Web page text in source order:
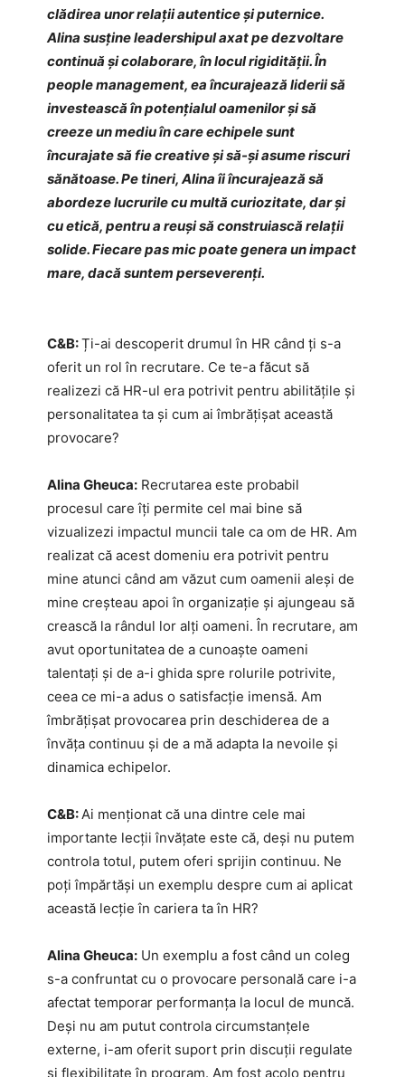
clădirea unor relații autentice și puternice.
Alina susține leadershipul axat pe dezvoltare
continuă și colaborare, în locul rigidității. În
people management, ea încurajează liderii să
investească în potențialul oamenilor și să
creeze un mediu în care echipele sunt
încurajate să fie creative și să-și asume riscuri
sănătoase. Pe tineri, Alina îi încurajează să
abordeze lucrurile cu multă curiozitate, dar și
cu etică, pentru a reuși să construiască relații
solide. Fiecare pas mic poate genera un impact
mare, dacă suntem perseverenți.
C&B:Ți-ai descoperit drumul în HR când ți s-a
oferit un rol în recrutare. Ce te-a făcut să
realizezi că HR-ul era potrivit pentru abilitățile și
personalitatea ta și cum ai îmbrățișat această
provocare?
Alina Gheuca: Recrutarea este probabil
procesul care îți permite cel mai bine să
vizualizezi impactul muncii tale ca om de HR. Am
realizat că acest domeniu era potrivit pentru
mine atunci când am văzut cum oamenii aleși de
mine creșteau apoi în organizație și ajungeau să
crească la rândul lor alți oameni. În recrutare, am
avut oportunitatea de a cunoaște oameni
talentați și de a-i ghida spre rolurile potrivite,
ceea ce mi-a adus o satisfacție imensă. Am
îmbrățișat provocarea prin deschiderea de a
învăța continuu și de a mă adapta la nevoile și
dinamica echipelor.
C&B:Ai menționat că una dintre cele mai
importante lecții învățate este că, deși nu putem
controla totul, putem oferi sprijin continuu. Ne
poți împărtăși un exemplu despre cum ai aplicat
această lecție în cariera ta în HR?
Alina Gheuca: Un exemplu a fost când un coleg
s-a confruntat cu o provocare personală care i-a
afectat temporar performanța la locul de muncă.
Deși nu am putut controla circumstanțele
externe, i-am oferit suport prin discuții regulate
și flexibilitate în program. Am fost acolo pentru